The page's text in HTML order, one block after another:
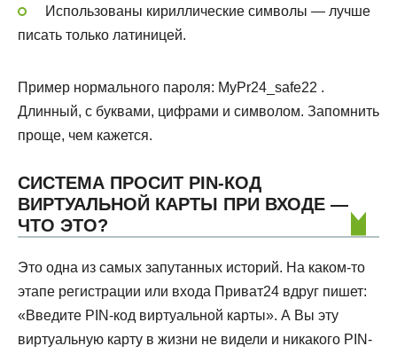
Использованы кириллические символы — лучше
писать только латиницей.
Пример нормального пароля: MyPr24_safe22 .
Длинный, с буквами, цифрами и символом. Запомнить
проще, чем кажется.
СИСТЕМА ПРОСИТ PIN-КОД
ВИРТУАЛЬНОЙ КАРТЫ ПРИ ВХОДЕ —
ЧТО ЭТО?
Это одна из самых запутанных историй. На каком-то
этапе регистрации или входа Приват24 вдруг пишет:
«Введите PIN-код виртуальной карты». А Вы эту
виртуальную карту в жизни не видели и никакого PIN-